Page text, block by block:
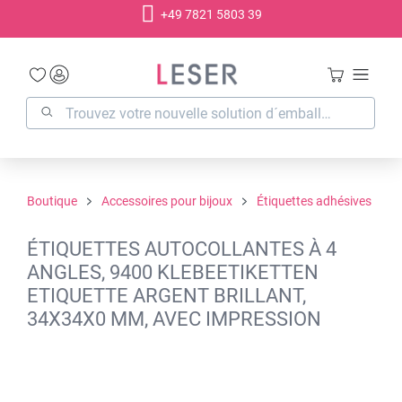
+49 7821 5803 39
Boutique Accessoires pour bijoux Étiquettes adhésives
ÉTIQUETTES AUTOCOLLANTES À 4
ANGLES, 9400 KLEBEETIKETTEN
ETIQUETTE ARGENT BRILLANT,
34X34X0 MM, AVEC IMPRESSION